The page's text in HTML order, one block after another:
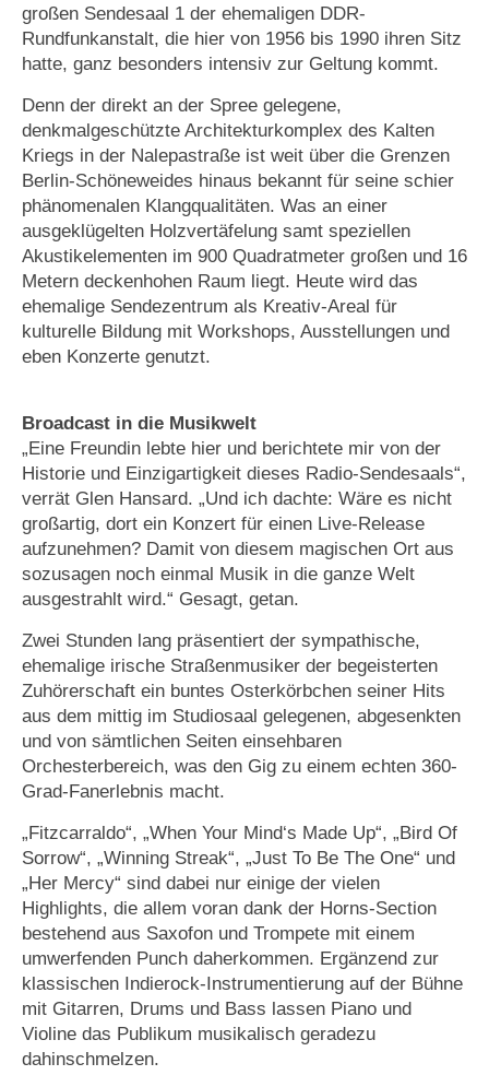
großen Sendesaal 1 der ehemaligen DDR-
Rundfunkanstalt, die hier von 1956 bis 1990 ihren Sitz
hatte, ganz besonders intensiv zur Geltung kommt.
Denn der direkt an der Spree gelegene,
denkmalgeschützte Architekturkomplex des Kalten
Kriegs in der Nalepastraße ist weit über die Grenzen
Berlin-Schöneweides hinaus bekannt für seine schier
phänomenalen Klangqualitäten. Was an einer
ausgeklügelten Holzvertäfelung samt speziellen
Akustikelementen im 900 Quadratmeter großen und 16
Metern deckenhohen Raum liegt. Heute wird das
ehemalige Sendezentrum als Kreativ-Areal für
kulturelle Bildung mit Workshops, Ausstellungen und
eben Konzerte genutzt.
Broadcast in die Musikwelt
„Eine Freundin lebte hier und berichtete mir von der
Historie und Einzigartigkeit dieses Radio-Sendesaals“,
verrät Glen Hansard. „Und ich dachte: Wäre es nicht
großartig, dort ein Konzert für einen Live-Release
aufzunehmen? Damit von diesem magischen Ort aus
sozusagen noch einmal Musik in die ganze Welt
ausgestrahlt wird.“ Gesagt, getan.
Zwei Stunden lang präsentiert der sympathische,
ehemalige irische Straßenmusiker der begeisterten
Zuhörerschaft ein buntes Osterkörbchen seiner Hits
aus dem mittig im Studiosaal gelegenen, abgesenkten
und von sämtlichen Seiten einsehbaren
Orchesterbereich, was den Gig zu einem echten 360-
Grad-Fanerlebnis macht.
„Fitzcarraldo“, „When Your Mind‘s Made Up“, „Bird Of
Sorrow“, „Winning Streak“, „Just To Be The One“ und
„Her Mercy“ sind dabei nur einige der vielen
Highlights, die allem voran dank der Horns-Section
bestehend aus Saxofon und Trompete mit einem
umwerfenden Punch daherkommen. Ergänzend zur
klassischen Indierock-Instrumentierung auf der Bühne
mit Gitarren, Drums und Bass lassen Piano und
Violine das Publikum musikalisch geradezu
dahinschmelzen.